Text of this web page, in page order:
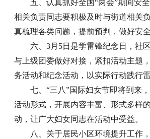
五、认真抓好全国“两会”期间安
相关负责同志要积极及时与街道相关
真梳理各类问题，提前预判，做好安全
六、3月5日是学雷锋纪念日，社
与上级团委做好对接，紧扣活动主题
务活动和纪念活动，以实际行动践行雷
七、“三八”国际妇女节即将到来
活动形式，开展内容丰富、形式多样
动，让广大妇女同志在活动中受益。
八、关于居民小区环境提升工作